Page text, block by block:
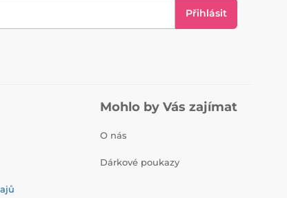
Přihlásit
Mohlo by Vás zajímat
O nás
Dárkové poukazy